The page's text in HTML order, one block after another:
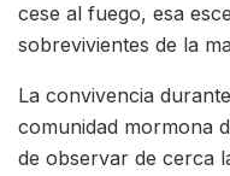
cese al fuego, esa
sobrevivientes de la
La convivencia
comunidad mormona
de observar de cerca